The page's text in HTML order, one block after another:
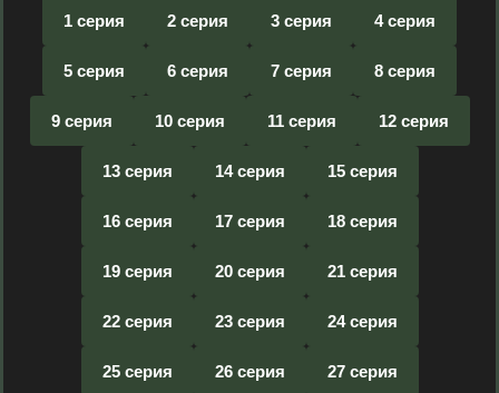
1 серия 2 серия 3 серия 4 серия
5 серия 6 серия 7 серия 8 серия
9 серия 10 серия 11 серия 12 серия
13 серия 14 серия 15 серия
16 серия 17 серия 18 серия
19 серия 20 серия 21 серия
22 серия 23 серия 24 серия
25 серия 26 серия 27 серия